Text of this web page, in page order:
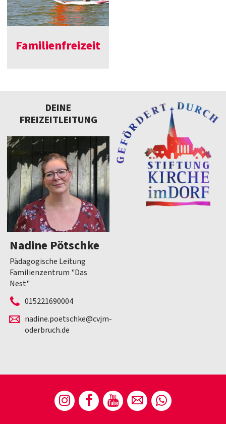
Familienfreizeit
DEINE
FREIZEITLEITUNG
Nadine Pötschke
Pädagogische Leitung
Familienzentrum "Das
Nest"
015221690004
nadine.poetschke@cvjm-
oderbruch.de